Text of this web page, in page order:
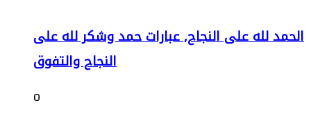
الحمد لله على النجاح, عبارات حمد وشكر لله على
النجاح والتفوق
0